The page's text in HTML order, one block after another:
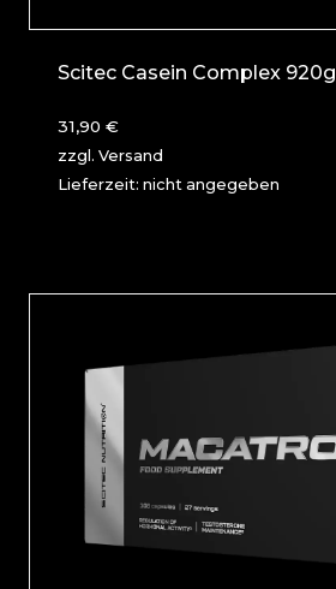
Scitec Casein Complex 920g
31,90 €
zzgl. Versand
Lieferzeit: nicht angegeben